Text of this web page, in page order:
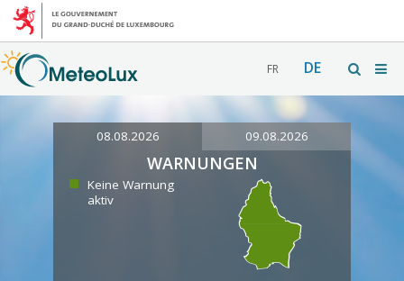
FR DE
08.08.2026 09.08.2026
WARNUNGEN
Keine Warnung
aktiv